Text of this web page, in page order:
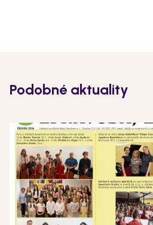
Podobné aktuality